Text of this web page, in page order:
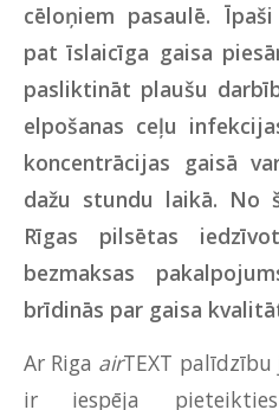
cēloņiem pasaulē.
pat īslaicīga gaisa
pasliktināt plaušu
elpošanas ceļu
koncentrācijas gaisā
dažu stundu laikā. No
Rīgas pilsētas
bezmaksas
brīdinās par gaisa
Ar Riga airTEXT
ir iespēja